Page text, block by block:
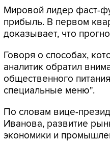
Мировой лидер фаст-
прибыль. В первом
доказывает, что
Говоря о способах,
аналитик обратил
общественного
специальные меню".
По словам вице-
Иванова, развитие
экономики и